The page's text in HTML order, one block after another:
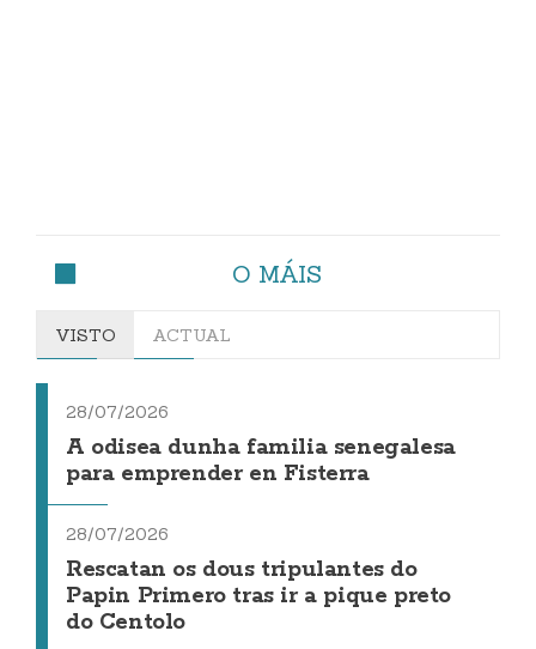
O MÁIS
VISTO ACTUAL
28/07/2026
A odisea dunha familia senegalesa
para emprender en Fisterra
28/07/2026
Rescatan os dous tripulantes do
Papin Primero tras ir a pique preto
do Centolo